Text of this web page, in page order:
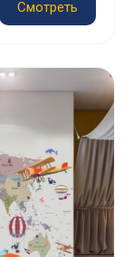
Смотреть